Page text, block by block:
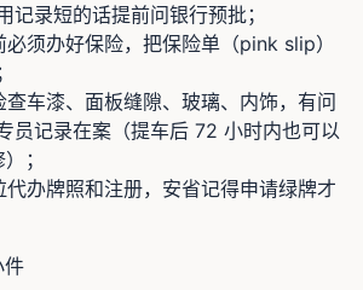
记录短的话提前问银行预批；
必须办好保险，把保险单（pink slip）
查车漆、面板缝隙、玻璃、内饰，有问
员记录在案（提车后 72 小时内也可以
；
代办牌照和注册，安省记得申请绿牌才
件